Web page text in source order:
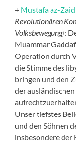
+ Mustafa az-Zaidi
Revolutionären
Volksbewegung):
Muammar
Operation durch
die Stimme des
bringen und den
der
Unser tiefstes
und den Söhnen
insbesondere der